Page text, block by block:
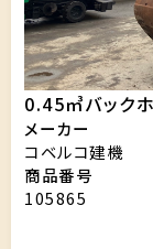
0.45㎥バック
メーカー
コベルコ建機
商品番号
105865